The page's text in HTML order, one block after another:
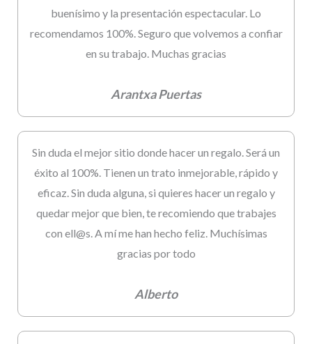
buenísimo y la presentación espectacular. Lo
recomendamos 100%. Seguro que volvemos a confiar
en su trabajo. Muchas gracias
Arantxa Puertas
Sin duda el mejor sitio donde hacer un regalo. Será un
éxito al 100%. Tienen un trato inmejorable, rápido y
eficaz. Sin duda alguna, si quieres hacer un regalo y
quedar mejor que bien, te recomiendo que trabajes
con ell@s. A mí me han hecho feliz. Muchísimas
gracias por todo
Alberto